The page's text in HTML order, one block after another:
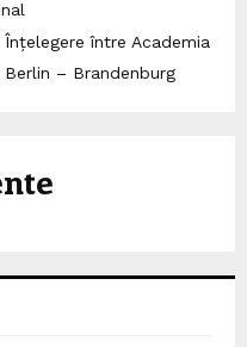
între Academia
– Brandenburg